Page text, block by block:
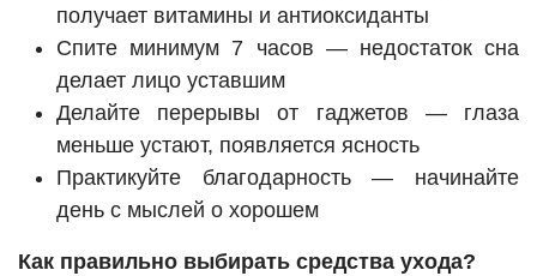
получает витамины и антиоксиданты
Спите минимум 7 часов — недостаток сна
делает лицо уставшим
Делайте перерывы от гаджетов — глаза
меньше устают, появляется ясность
Практикуйте благодарность — начинайте
день с мыслей о хорошем
Как правильно выбирать средства ухода?